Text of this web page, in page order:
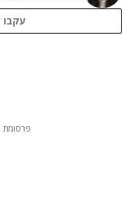
עקבו
פרסומת